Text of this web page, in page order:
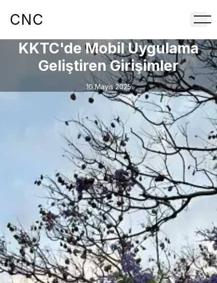
CNC
KKTC'de Mobil Uygulama
Geliştiren Girişimler
10 Mayıs 2025